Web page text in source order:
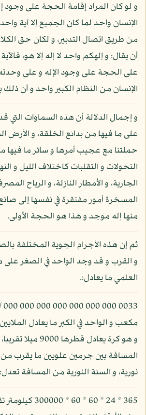
و لو كان المراد إقامة الحجة على وجود
الإنسان واحد لما كان الجميع إلا آية
من طريق اتصال التدبير، و لكان حق
أن يقال: و إلهكم واحد لا إله إلا هو،
على الحجة على وجود الإله و على
الإنسان من النظام الكبير واحد و أن ذلك
و إجمال الدلالة أن هذه السماوات التي قد
على ما فيها من بدائع الخلقة، و الأرض
حملتنا مع عجيب أمرها و سائر ما فيها
التحولات و التقلبات كاختلاف الليل و
الجارية، و الأمطار النازلة، و الرياح
المسخرة أمور مفتقرة في نفسها إلى
منها إله موجد و هذا هو الحجة الأولى.
ثم إن هذه الأجرام الجوية المختلفة
و القرب و قد وجد الواحد في الصغر
العلمي ما يعادل:.
مكعب و الواحد في الكبر ما يعادل
و هو كرة يعادل قطرها
المسافة بين جرمين علويين ما يقرب من
نورية، و السنة النورية من المسافة
365 * 24 * 60 * 60 *